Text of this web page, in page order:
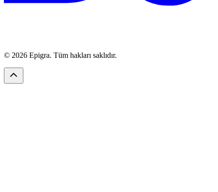
© 2026 Epigra. Tüm hakları saklıdır.